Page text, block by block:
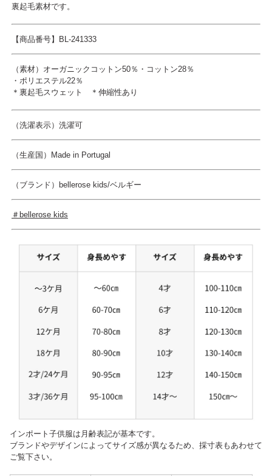
裏起毛素材です。
【商品番号】BL-241333
（素材）オーガニックコットン50％・コットン28％
・ポリエステル22％
＊裏起毛スウェット ＊伸縮性あり
（洗濯表示）洗濯可
（生産国）Made in Portugal
（ブランド）bellerose kids/ベルギー
＃bellerose kids
インポート子供服は月齢表記が基本です。
ブランドやデザインによってサイズ感が異なるため、採寸表もあわせて
ご覧下さい。